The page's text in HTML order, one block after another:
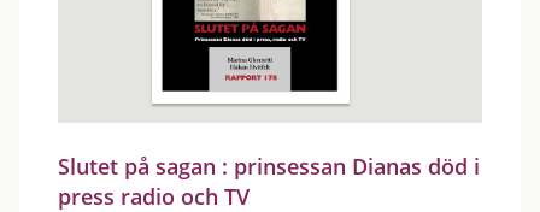
Slutet på sagan : prinsessan Dianas död i
press radio och TV